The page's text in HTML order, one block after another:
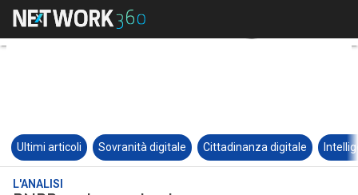
Ultimi articoli Sovranità digitale Cittadinanza digitale
L'ANALISI